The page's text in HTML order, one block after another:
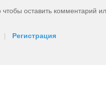
чтобы оставить комментарий
| Регистрация